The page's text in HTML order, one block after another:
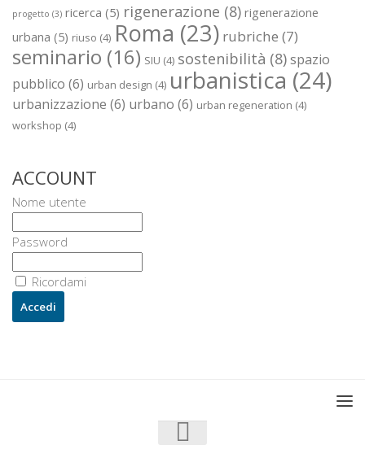
progetto (3) ricerca (5) rigenerazione (8) rigenerazione
urbana (5) riuso (4) Roma (23) rubriche (7)
seminario (16) SIU (4) sostenibilità (8)spazio
pubblico (6) urban design (4) urbanistica (24)
urbanizzazione (6) urbano (6) urban regeneration (4)
workshop (4)
ACCOUNT
Nome utente
Password
Ricordami